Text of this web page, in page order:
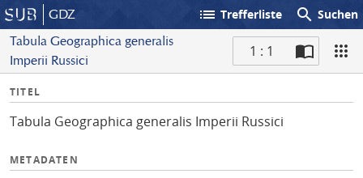
GDZ list Trefferliste search Suchen
Tabula Geographica generalis
Imperii Russici
1 : 1
I
f
TITEL
Tabula Geographica generalis Imperii Russici
METADATEN